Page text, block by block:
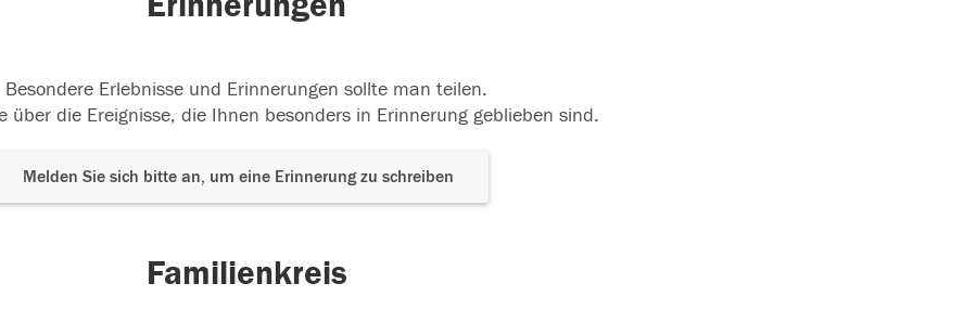
Besondere Erlebnisse und Erinnerungen sollte man teilen.
über die Ereignisse, die Ihnen besonders in Erinnerung geblieben sind.
Melden Sie sich bitte an, um eine Erinnerung zu schreiben
Familienkreis